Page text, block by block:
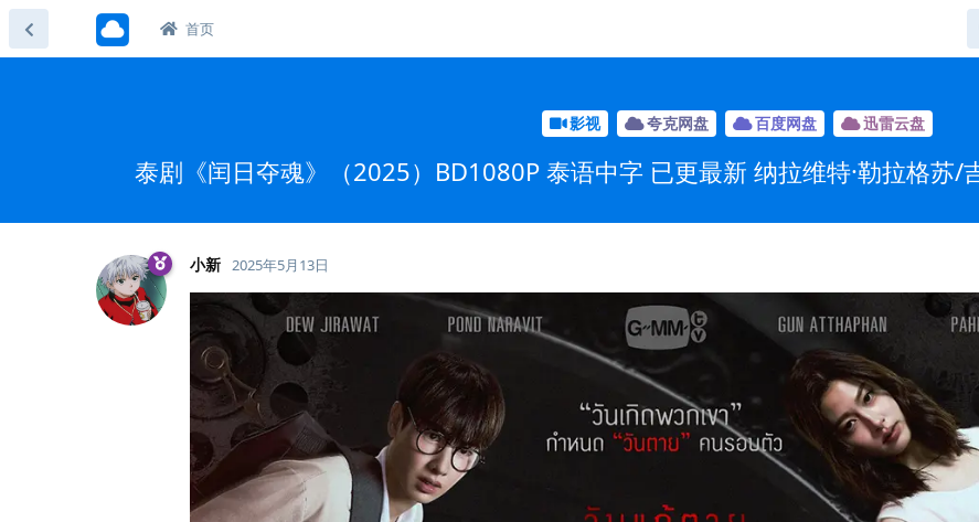
首页
影视 夸克网盘 百度网盘 迅雷云盘
泰剧《闰日夺魂》（2025）BD1080P 泰语中字 已更最新 纳拉维特·勒拉格苏/
小新 2025年5月13日